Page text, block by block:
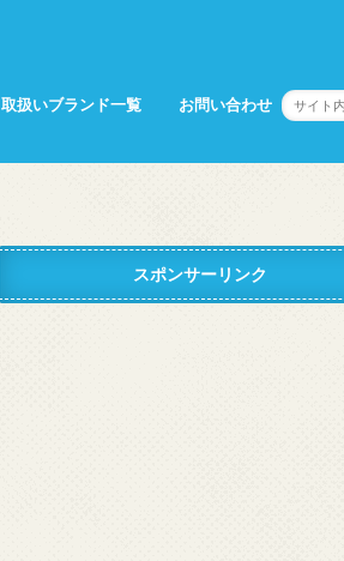
取扱いブランド一覧
お問い合わせ
スポンサーリンク